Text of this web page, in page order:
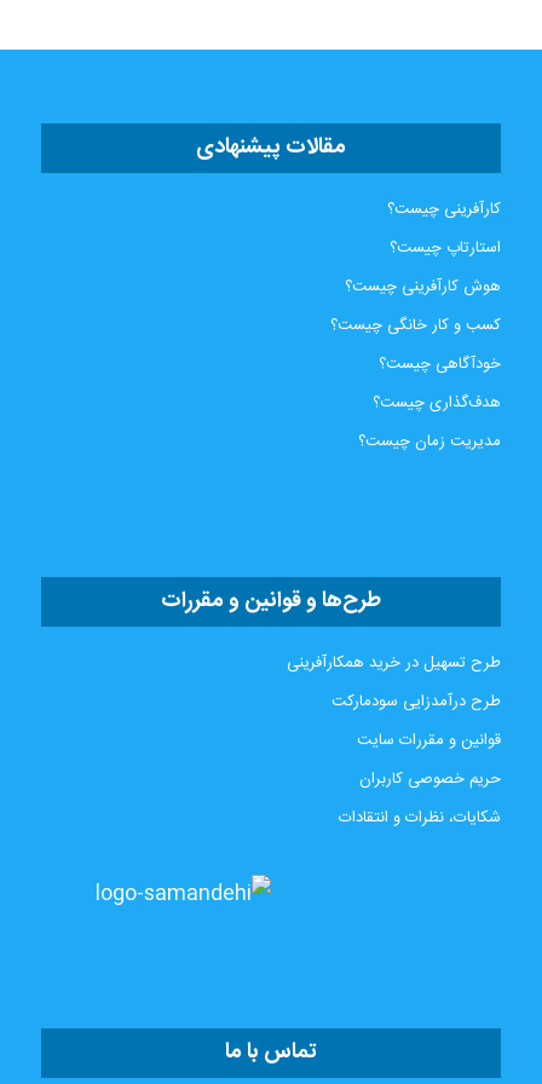
مقالات پیشنهادی
کارآفرینی چیست؟
استارتاپ چیست؟
هوش کارآفرینی چیست؟
کسب و کار خانگی چیست؟
خودآگاهی چیست؟
هدف‌گذاری چیست؟
مدیریت زمان چیست؟
طرح‌ها و قوانین و مقررات
طرح تسهیل در خرید همکارآفرینی
طرح درآمدزایی سودمارکت
قوانین و مقررات سایت
حریم خصوصی کاربران
شکایات، نظرات و انتقادات
تماس با ما